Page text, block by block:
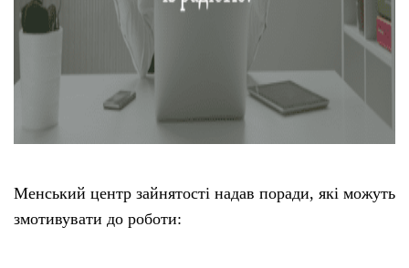
Менський центр зайнятості надав поради, які можуть
змотивувати до роботи: